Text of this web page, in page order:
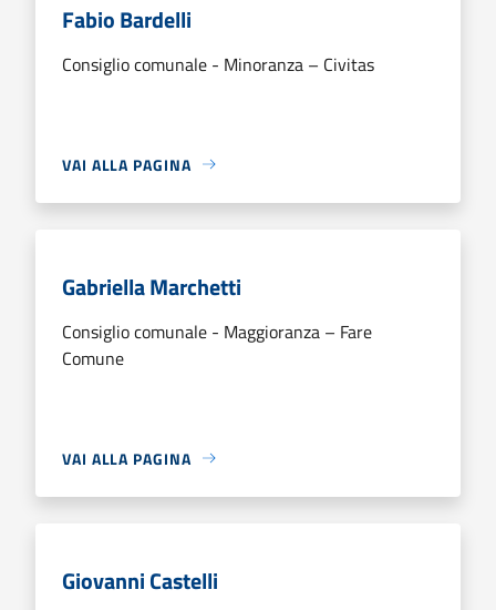
Fabio Bardelli
Consiglio comunale - Minoranza – Civitas
VAI ALLA PAGINA
Gabriella Marchetti
Consiglio comunale - Maggioranza – Fare
Comune
VAI ALLA PAGINA
Giovanni Castelli